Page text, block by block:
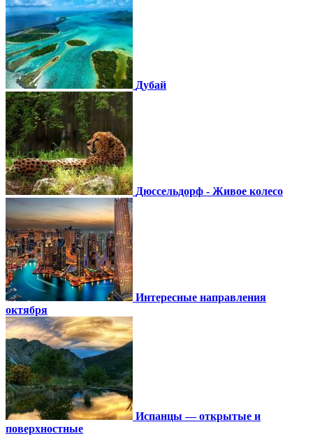
Дубай
Дюссельдорф - Живое колесо
Интересные направления
октября
Испанцы — открытые и
поверхностные